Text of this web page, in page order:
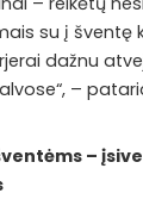
su į šventę
dažnu
–
–